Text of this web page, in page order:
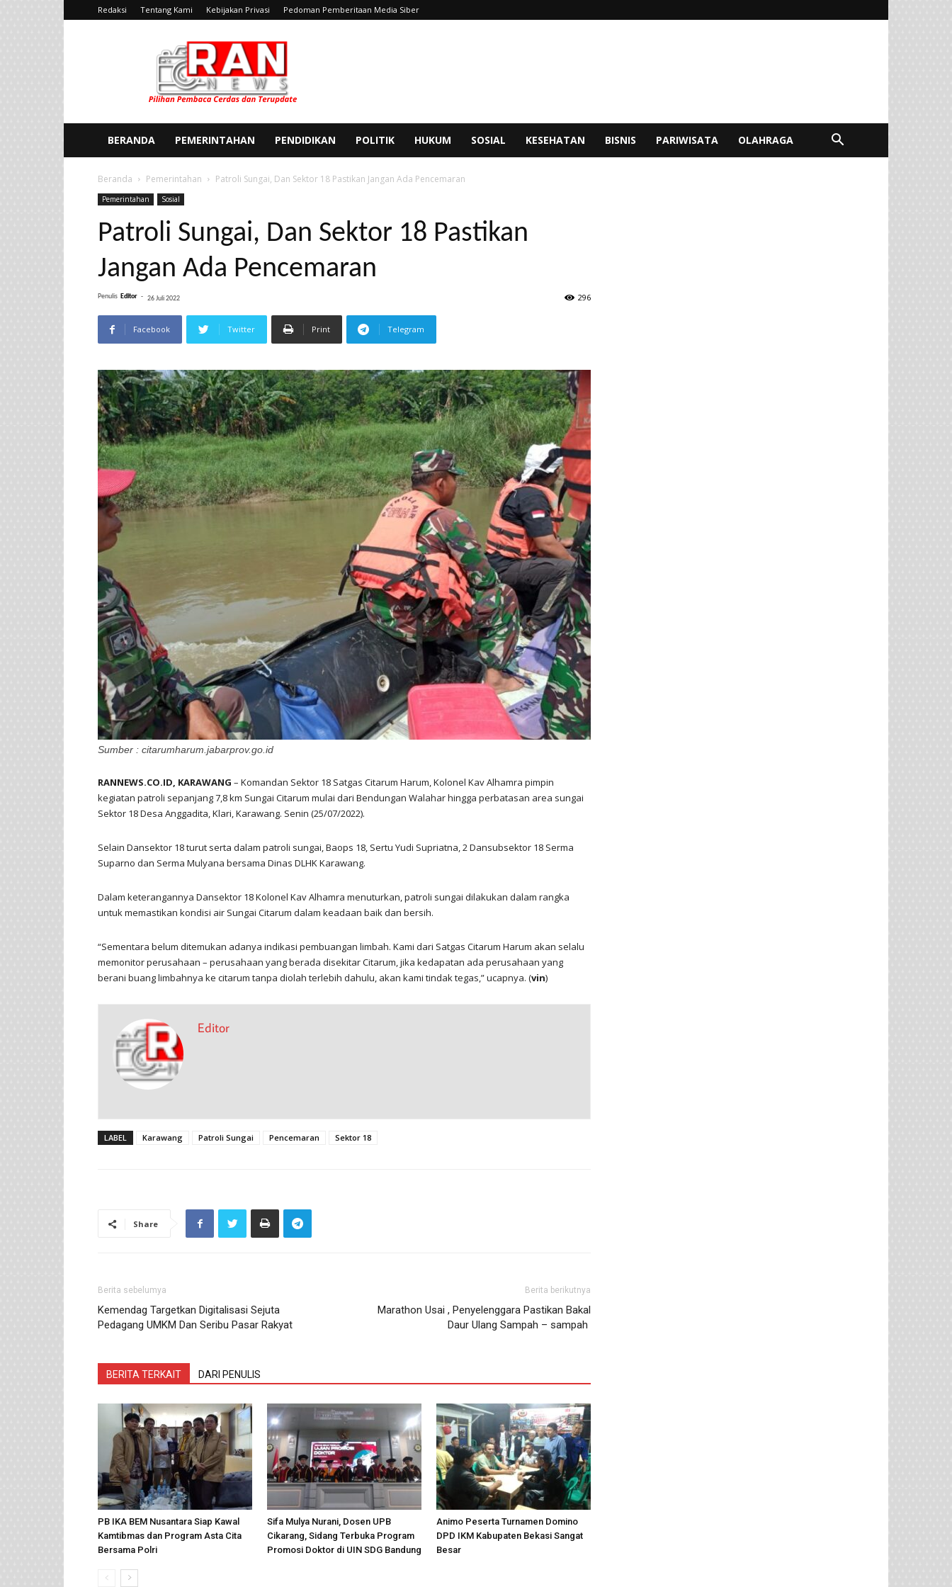
Redaksi Tentang Kami Kebijakan Privasi Pedoman Pemberitaan Media Siber
News
BERANDA PEMERINTAHAN PENDIDIKAN POLITIK HUKUM SOSIAL KESEHATAN BISNIS PARIWISATA OLAHRAGA
Beranda Pemerintahan Patroli Sungai, Dan Sektor 18 Pastikan Jangan Ada Pencemaran
Pemerintahan Sosial
Patroli Sungai, Dan Sektor 18 Pastikan
Jangan Ada Pencemaran
Penulis Editor - 26 Juli 2022 296
Facebook Twitter Print Telegram
Sumber : citarumharum.jabarprov.go.id
RANNEWS.CO.ID, KARAWANG – Komandan Sektor 18 Satgas Citarum Harum, Kolonel Kav Alhamra pimpin
kegiatan patroli sepanjang 7,8 km Sungai Citarum mulai dari Bendungan Walahar hingga perbatasan area sungai
Sektor 18 Desa Anggadita, Klari, Karawang. Senin (25/07/2022).
Selain Dansektor 18 turut serta dalam patroli sungai, Baops 18, Sertu Yudi Supriatna, 2 Dansubsektor 18 Serma
Suparno dan Serma Mulyana bersama Dinas DLHK Karawang.
Dalam keterangannya Dansektor 18 Kolonel Kav Alhamra menuturkan, patroli sungai dilakukan dalam rangka
untuk memastikan kondisi air Sungai Citarum dalam keadaan baik dan bersih.
“Sementara belum ditemukan adanya indikasi pembuangan limbah. Kami dari Satgas Citarum Harum akan selalu
memonitor perusahaan – perusahaan yang berada disekitar Citarum, jika kedapatan ada perusahaan yang
berani buang limbahnya ke citarum tanpa diolah terlebih dahulu, akan kami tindak tegas,” ucapnya. (vin)
Editor
LABEL Karawang Patroli Sungai Pencemaran Sektor 18
Share
Berita sebelumya
Kemendag Targetkan Digitalisasi Sejuta
Pedagang UMKM Dan Seribu Pasar Rakyat
Berita berikutnya
Marathon Usai , Penyelenggara Pastikan Bakal
Daur Ulang Sampah – sampah
BERITA TERKAIT DARI PENULIS
PB IKA BEM Nusantara Siap Kawal
Kamtibmas dan Program Asta Cita
Bersama Polri
Sifa Mulya Nurani, Dosen UPB
Cikarang, Sidang Terbuka Program
Promosi Doktor di UIN SDG Bandung
Animo Peserta Turnamen Domino
DPD IKM Kabupaten Bekasi Sangat
Besar